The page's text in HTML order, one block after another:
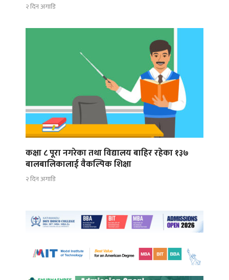
२ दिन अगाडि
कक्षा ८ पूरा नगरेका तथा विद्यालय बाहिर रहेका १३७
बालबालिकालाई वैकल्पिक शिक्षा
२ दिन अगाडि